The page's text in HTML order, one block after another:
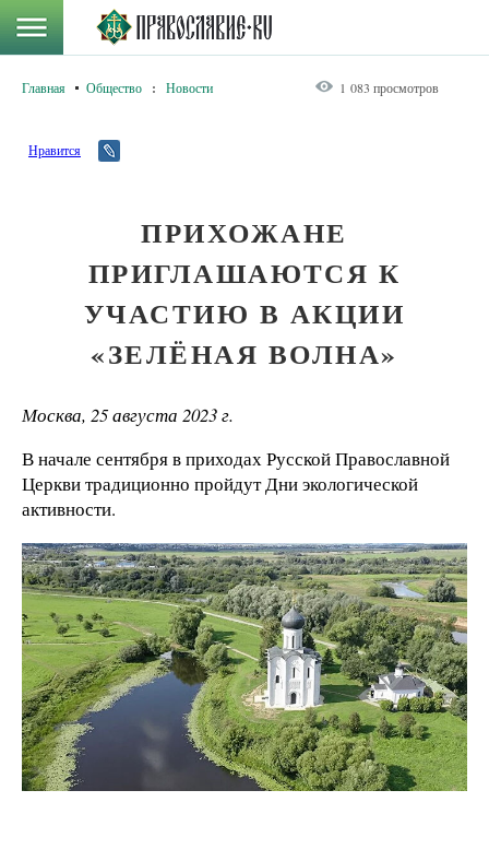
Главная Общество : Новости 1 083 просмотров
Нравится
ПРИХОЖАНЕ
ПРИГЛАШАЮТСЯ К
УЧАСТИЮ В АКЦИИ
«ЗЕЛЁНАЯ ВОЛНА»
Москва, 25 августа 2023 г.
В начале сентября в приходах Русской Православной
Церкви традиционно пройдут Дни экологической
активности.